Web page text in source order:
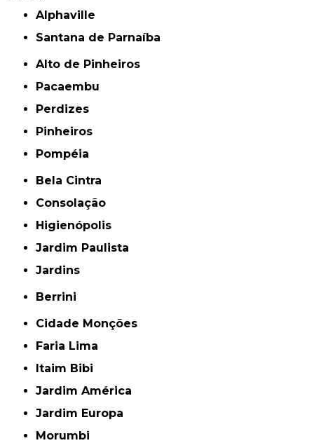
Alphaville
Santana de Parnaíba
Alto de Pinheiros
Pacaembu
Perdizes
Pinheiros
Pompéia
Bela Cintra
Consolação
Higienópolis
Jardim Paulista
Jardins
Berrini
Cidade Monções
Faria Lima
Itaim Bibi
Jardim América
Jardim Europa
Morumbi